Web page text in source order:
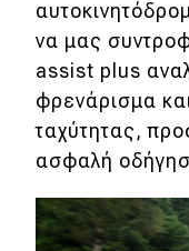
να μας
assist plus
φρενάρισμα
ταχύτητας,
ασφαλή